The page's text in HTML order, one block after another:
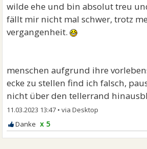
wilde ehe und bin absolut treu
fällt mir nicht mal schwer, trotz
vergangenheit.
menschen aufgrund ihre
ecke zu stellen find ich falsch,
nicht über den tellerrand
11.03.2023 13:47 •
x 5